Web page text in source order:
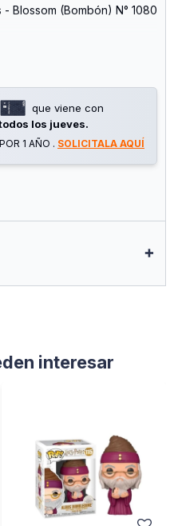
Blossom (Bombón) N° 1080
que viene con
los jueves.
1 AÑO . SOLICITALA AQUÍ
interesar